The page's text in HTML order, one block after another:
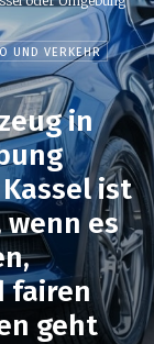
UND VERKEHR
in
ist
es
fairen
geht